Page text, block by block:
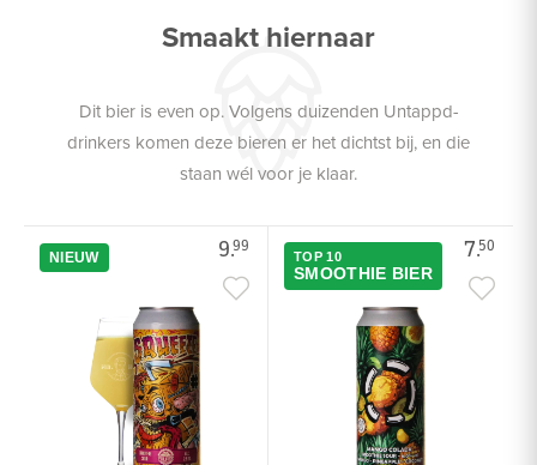
Smaakt hiernaar
Dit bier is even op. Volgens duizenden Untappd-
drinkers komen deze bieren er het dichtst bij, en die
staan wél voor je klaar.
9.99
NIEUW 7.50
TOP 10
SMOOTHIE BIER